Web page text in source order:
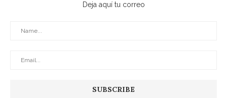
Deja aquí tu correo